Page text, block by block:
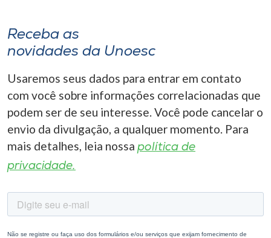
Receba as
novidades da Unoesc
Usaremos seus dados para entrar em contato
com você sobre informações correlacionadas que
podem ser de seu interesse. Você pode cancelar o
envio da divulgação, a qualquer momento. Para
mais detalhes, leia nossa política de
privacidade.